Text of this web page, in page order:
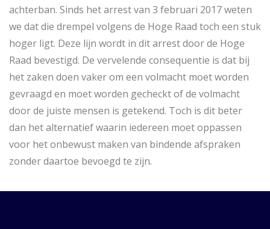
achterban. Sinds het arrest van 3 februari 2017 weten
we dat die drempel volgens de Hoge Raad toch een stuk
hoger ligt. Deze lijn wordt in dit arrest door de Hoge
Raad bevestigd. De vervelende consequentie is dat bij
het zaken doen vaker om een volmacht moet worden
gevraagd en moet worden gecheckt of de volmacht
door de juiste mensen is getekend. Toch is dit beter
dan het alternatief waarin iedereen moet oppassen
voor het onbewust maken van bindende afspraken
zonder daartoe bevoegd te zijn.